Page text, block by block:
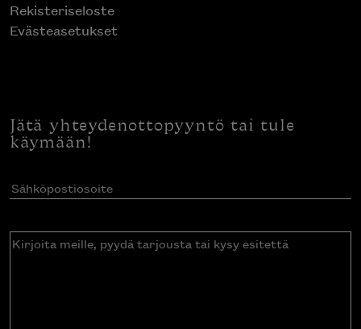
Rekisteriseloste
Evästeasetukset
Jätä yhteydenottopyyntö tai tule
käymään!
Sähköpostiosoite(Pakollinen)
Kirjoita